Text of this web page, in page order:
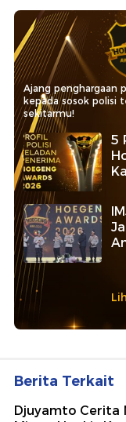
Ajang penghargaan
kepada sosok polisi
sekitarmu!
5
Berita Terkait
Djuyamto Cerita